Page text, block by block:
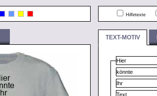
Hilfetexte
TEXT-MOTIV